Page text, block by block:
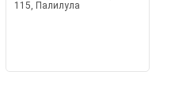
115, Палилула